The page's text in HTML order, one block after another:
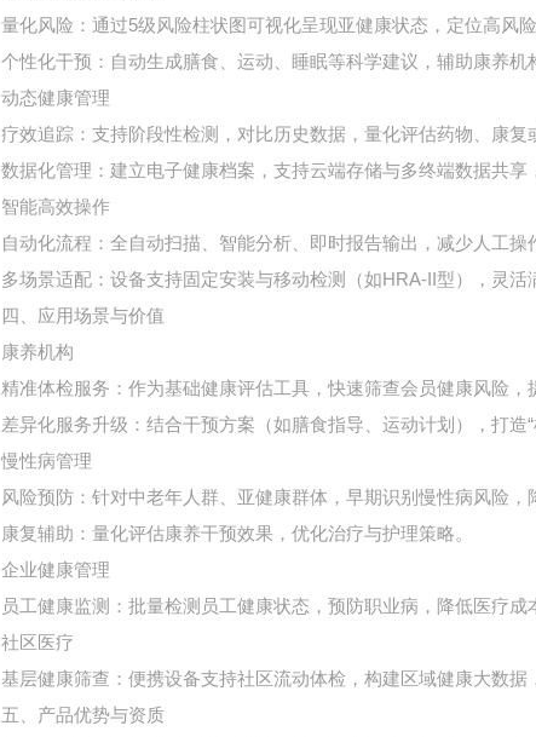
量化风险 ：通过5级风险柱状图可视化呈现亚健康状态，定位高风险
个性化干预 ：自动生成膳食、运动、睡眠等科学建议，辅助康养机
动态健康管理
疗效追踪 ：支持阶段性检测，对比历史数据，量化评估药物、康复
数据化管理 ：建立电子健康档案，支持云端存储与多终端数据共享
智能高效操作
自动化流程 ：全自动扫描、智能分析、即时报告输出，减少人工操
多场景适配 ：设备支持固定安装与移动检测（如HRA-II型），灵活
四、应用场景与价值
康养机构
精准体检服务 ：作为基础健康评估工具，快速筛查会员健康风险，
差异化服务升级 ：结合干预方案（如膳食指导、运动计划），打造
慢性病管理
风险预防 ：针对中老年人群、亚健康群体，早期识别慢性病风险，
康复辅助 ：量化评估康养干预效果，优化治疗与护理策略。
企业健康管理
员工健康监测 ：批量检测员工健康状态，预防职业病，降低医疗成
社区医疗
基层健康筛查 ：便携设备支持社区流动体检，构建区域健康大数据
五、产品优势与资质